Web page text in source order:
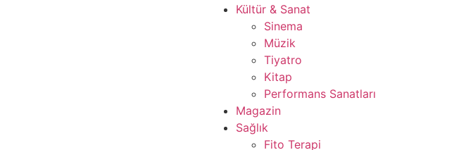
Kültür & Sanat
Sinema
Müzik
Tiyatro
Kitap
Performans Sanatları
Magazin
Sağlık
Fito Terapi